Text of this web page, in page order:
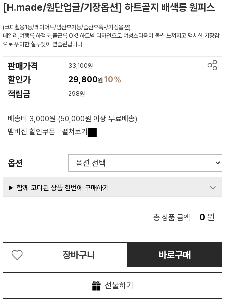
[H.made/원단업글/기장옵션] 하트골지 배색롱 원피스
(코디활용1등/레이어드/임산부가능/출산후쭉-/기장옵션)
데일리,여행룩,하객룩,출근룩 OK! 하트넥 디자인으로 여성스러움이 물씬 느껴지고 맥시한 기장감
으로 우아한 실루엣이 연출된답니다
판매가격 33,100원
할인가 29,800원10%
적립금 298원
배송비 3,000원 (50,000원 이상 무료배송)
멤버십 할인쿠폰
펼쳐보기
옵션
함께 코디된 상품 한번에 구매하기
총 상품 금액 0 원
장바구니 바로구매
선물하기